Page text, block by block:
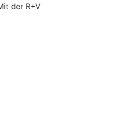
der R+V